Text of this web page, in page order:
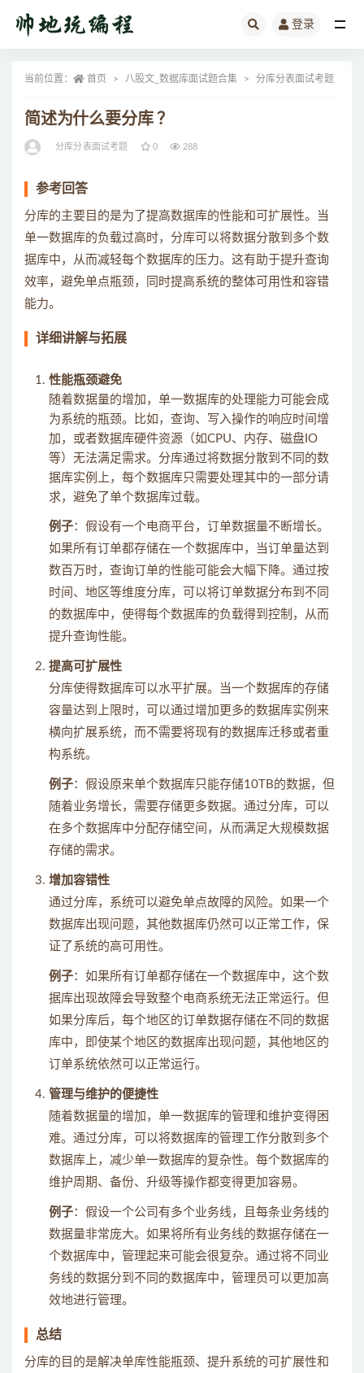
登录
当前位置： 首页 八股文_数据库面试题合集 分库分表面试考题
简述为什么要分库 ？
分库分表面试考题 0 288
参考回答
分库的主要目的是为了提高数据库的性能和可扩展性。当
单一数据库的负载过高时，分库可以将数据分散到多个数
据库中，从而减轻每个数据库的压力。这有助于提升查询
效率，避免单点瓶颈，同时提高系统的整体可用性和容错
能力。
详细讲解与拓展
性能瓶颈避免
随着数据量的增加，单一数据库的处理能力可能会成
为系统的瓶颈。比如，查询、写入操作的响应时间增
加，或者数据库硬件资源（如CPU、内存、磁盘IO
等）无法满足需求。分库通过将数据分散到不同的数
据库实例上，每个数据库只需要处理其中的一部分请
求，避免了单个数据库过载。
例子：假设有一个电商平台，订单数据量不断增长。
如果所有订单都存储在一个数据库中，当订单量达到
数百万时，查询订单的性能可能会大幅下降。通过按
时间、地区等维度分库，可以将订单数据分布到不同
的数据库中，使得每个数据库的负载得到控制，从而
提升查询性能。
提高可扩展性
分库使得数据库可以水平扩展。当一个数据库的存储
容量达到上限时，可以通过增加更多的数据库实例来
横向扩展系统，而不需要将现有的数据库迁移或者重
构系统。
例子：假设原来单个数据库只能存储10TB的数据，但
随着业务增长，需要存储更多数据。通过分库，可以
在多个数据库中分配存储空间，从而满足大规模数据
存储的需求。
增加容错性
通过分库，系统可以避免单点故障的风险。如果一个
数据库出现问题，其他数据库仍然可以正常工作，保
证了系统的高可用性。
例子：如果所有订单都存储在一个数据库中，这个数
据库出现故障会导致整个电商系统无法正常运行。但
如果分库后，每个地区的订单数据存储在不同的数据
库中，即使某个地区的数据库出现问题，其他地区的
订单系统依然可以正常运行。
管理与维护的便捷性
随着数据量的增加，单一数据库的管理和维护变得困
难。通过分库，可以将数据库的管理工作分散到多个
数据库上，减少单一数据库的复杂性。每个数据库的
维护周期、备份、升级等操作都变得更加容易。
例子：假设一个公司有多个业务线，且每条业务线的
数据量非常庞大。如果将所有业务线的数据存储在一
个数据库中，管理起来可能会很复杂。通过将不同业
务线的数据分到不同的数据库中，管理员可以更加高
效地进行管理。
总结
分库的目的是解决单库性能瓶颈、提升系统的可扩展性和